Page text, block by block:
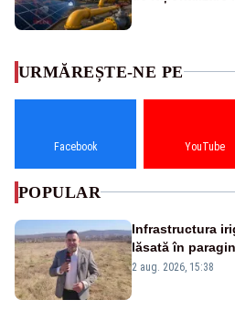
URMĂREȘTE-NE PE
Facebook YouTube
POPULAR
Infrastructura
lăsată în
2 aug. 2026, 15:38